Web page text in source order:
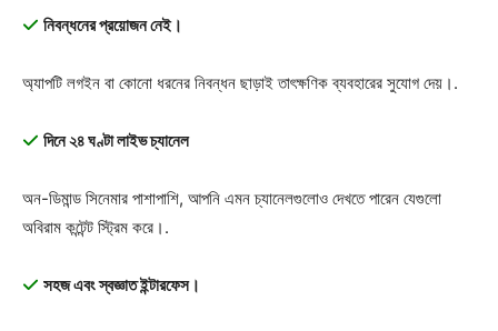
নিবন্ধনের প্রয়োজন নেই।
অ্যাপটি লগইন বা কোনো ধরনের নিবন্ধন ছাড়াই তাৎক্ষণিক ব্যবহারের সুযোগ দেয়।.
দিনে ২৪ ঘণ্টা লাইভ চ্যানেল
অন-ডিমান্ড সিনেমার পাশাপাশি, আপনি এমন চ্যানেলগুলোও দেখতে পারেন যেগুলো
অবিরাম কন্টেন্ট স্ট্রিম করে।.
সহজ এবং স্বজ্ঞাত ইন্টারফেস।